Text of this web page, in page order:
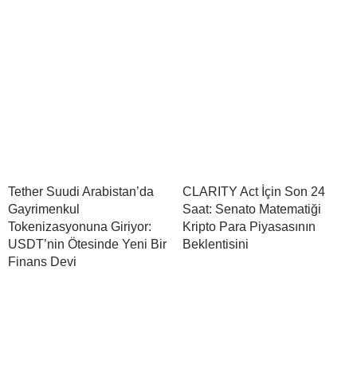
Tether Suudi Arabistan’da
Gayrimenkul
Tokenizasyonuna Giriyor:
USDT’nin Ötesinde Yeni Bir
Finans Devi
CLARITY Act İçin Son 24
Saat: Senato Matematiği
Kripto Para Piyasasının
Beklentisini